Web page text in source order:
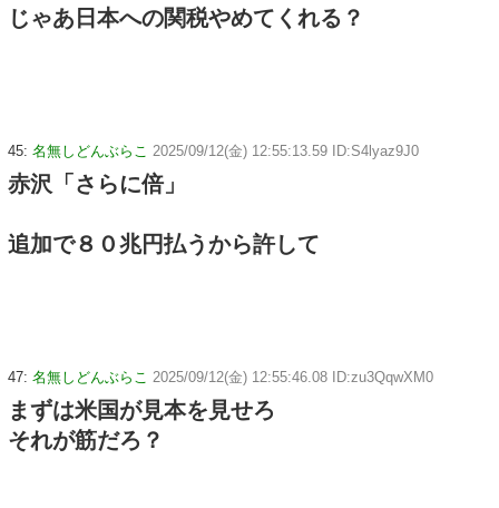
じゃあ日本への関税やめてくれる？
45: 名無しどんぶらこ 2025/09/12(金) 12:55:13.59 ID:S4lyaz9J0
赤沢「さらに倍」
追加で８０兆円払うから許して
47: 名無しどんぶらこ 2025/09/12(金) 12:55:46.08 ID:zu3QqwXM0
まずは米国が見本を見せろ
それが筋だろ？